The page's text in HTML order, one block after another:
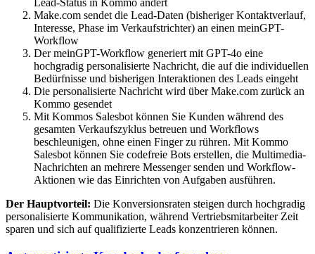
Lead-Status in Kommo ändert
Make.com sendet die Lead-Daten (bisheriger Kontaktverlauf,
Interesse, Phase im Verkaufstrichter) an einen meinGPT-
Workflow
Der meinGPT-Workflow generiert mit GPT-4o eine
hochgradig personalisierte Nachricht, die auf die individuellen
Bedürfnisse und bisherigen Interaktionen des Leads eingeht
Die personalisierte Nachricht wird über Make.com zurück an
Kommo gesendet
Mit Kommos Salesbot können Sie Kunden während des
gesamten Verkaufszyklus betreuen und Workflows
beschleunigen, ohne einen Finger zu rühren. Mit Kommo
Salesbot können Sie codefreie Bots erstellen, die Multimedia-
Nachrichten an mehrere Messenger senden und Workflow-
Aktionen wie das Einrichten von Aufgaben ausführen.
Der Hauptvorteil: Die Konversionsraten steigen durch hochgradig
personalisierte Kommunikation, während Vertriebsmitarbeiter Zeit
sparen und sich auf qualifizierte Leads konzentrieren können.